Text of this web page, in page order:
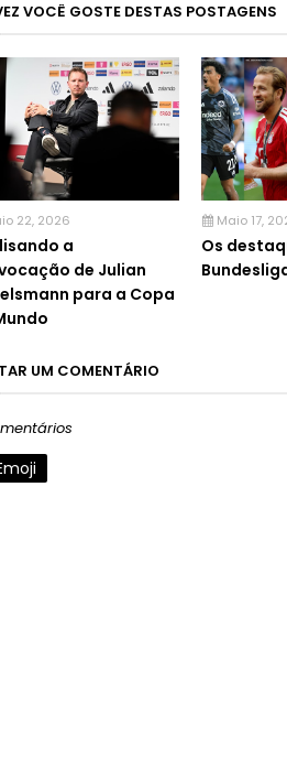
VOCÊ GOSTE DESTAS POSTAGENS
22, 2026
a
de Julian
para a Copa
Maio 17,
Os
UM COMENTÁRIO